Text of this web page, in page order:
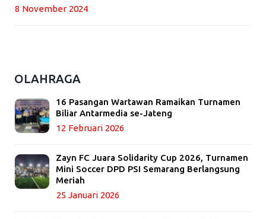
8 November 2024
OLAHRAGA
16 Pasangan Wartawan Ramaikan Turnamen
Biliar Antarmedia se-Jateng
12 Februari 2026
Zayn FC Juara Solidarity Cup 2026, Turnamen
Mini Soccer DPD PSI Semarang Berlangsung
Meriah
25 Januari 2026